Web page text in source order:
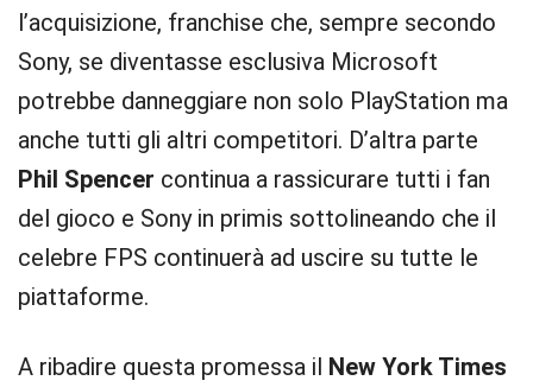
l’acquisizione, franchise che, sempre secondo
Sony, se diventasse esclusiva Microsoft
potrebbe danneggiare non solo PlayStation ma
anche tutti gli altri competitori. D’altra parte
Phil Spencer continua a rassicurare tutti i fan
del gioco e Sony in primis sottolineando che il
celebre FPS continuerà ad uscire su tutte le
piattaforme.
A ribadire questa promessa il New York Times